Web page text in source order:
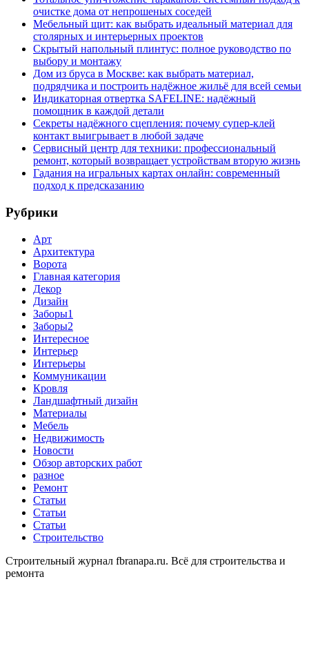
очистке дома от непрошеных соседей
Мебельный щит: как выбрать идеальный материал для
столярных и интерьерных проектов
Скрытый напольный плинтус: полное руководство по
выбору и монтажу
Дом из бруса в Москве: как выбрать материал,
подрядчика и построить надёжное жильё для всей семьи
Индикаторная отвертка SAFELINE: надёжный
помощник в каждой детали
Секреты надёжного сцепления: почему супер‑клей
контакт выигрывает в любой задаче
Сервисный центр для техники: профессиональный
ремонт, который возвращает устройствам вторую жизнь
Гадания на игральных картах онлайн: современный
подход к предсказанию
Рубрики
Арт
Архитектура
Ворота
Главная категория
Декор
Дизайн
Заборы1
Заборы2
Интересное
Интерьер
Интерьеры
Коммуникации
Кровля
Ландшафтный дизайн
Материалы
Мебель
Недвижимость
Новости
Обзор авторских работ
разное
Ремонт
Статьи
Статьи
Статьи
Строительство
Строительный журнал fbranapa.ru. Всё для строительства и
ремонта